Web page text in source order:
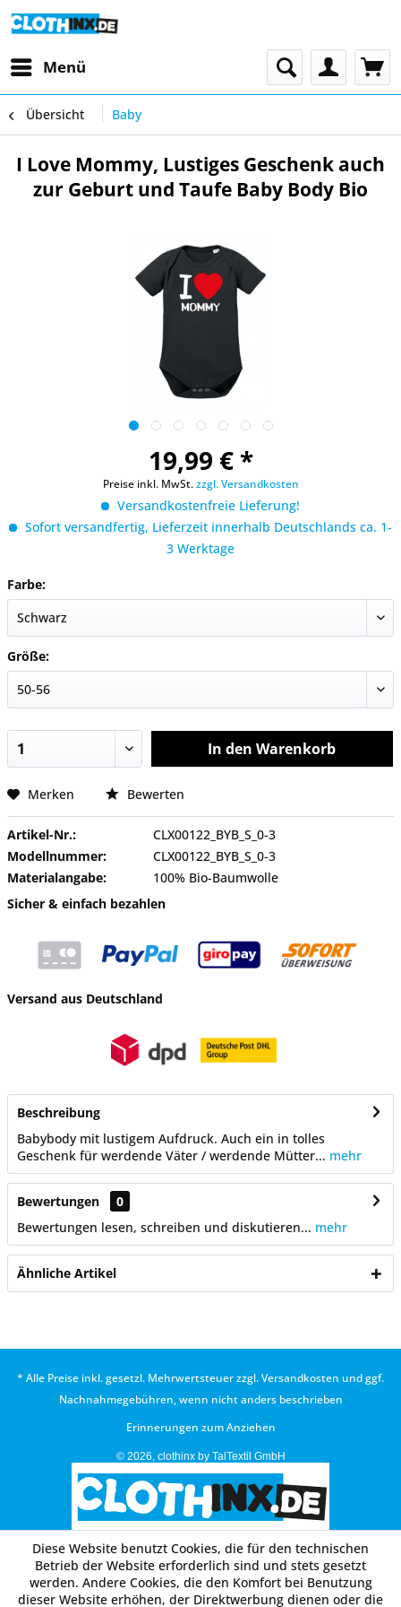
Menü
Übersicht Baby
I Love Mommy, Lustiges Geschenk auch
zur Geburt und Taufe Baby Body Bio
19,99 € *
Preise inkl. MwSt.zzgl. Versandkosten
Versandkostenfreie Lieferung!
Sofort versandfertig, Lieferzeit innerhalb Deutschlands ca. 1-
3 Werktage
Farbe:
Größe:
In den Warenkorb
Merken Bewerten
Artikel-Nr.:
CLX00122_BYB_S_0-3
Modellnummer:
CLX00122_BYB_S_0-3
Materialangabe:
100% Bio-Baumwolle
Sicher & einfach bezahlen
Versand aus Deutschland
Beschreibung
Babybody mit lustigem Aufdruck. Auch ein in tolles
Geschenk für werdende Väter / werdende Mütter... mehr
Bewertungen
0
Bewertungen lesen, schreiben und diskutieren... mehr
Ähnliche Artikel
* Alle Preise inkl. gesetzl. Mehrwertsteuer zzgl.Versandkosten und ggf.
Nachnahmegebühren, wenn nicht anders beschrieben
Erinnerungen zum Anziehen
© 2026, clothinx by TalTextil GmbH
Diese Website benutzt Cookies, die für den technischen
Betrieb der Website erforderlich sind und stets gesetzt
werden. Andere Cookies, die den Komfort bei Benutzung
dieser Website erhöhen, der Direktwerbung dienen oder die